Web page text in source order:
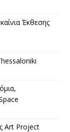
Έκθεσης
Art Project